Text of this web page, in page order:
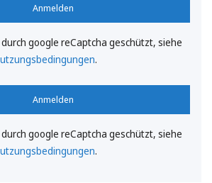
Anmelden
google reCaptcha geschützt, siehe
.
Anmelden
google reCaptcha geschützt, siehe
.